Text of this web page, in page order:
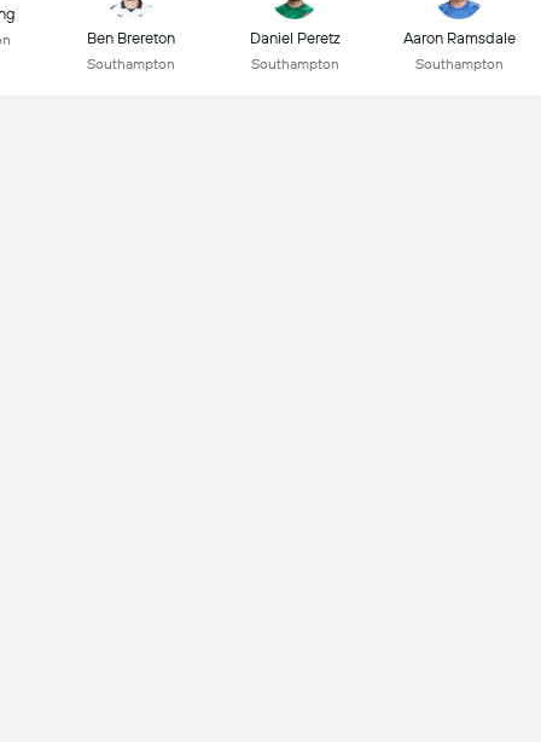
Aaron Ramsdale
Southampton
Daniel Peretz
Southampton
Ben Brereton
Southampton